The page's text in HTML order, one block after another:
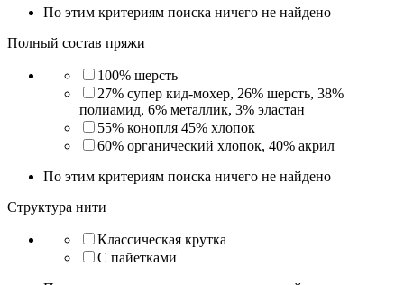
По этим критериям поиска ничего не найдено
Полный состав пряжи
100% шерсть
27% супер кид-мохер, 26% шерсть, 38%
полиамид, 6% металлик, 3% эластан
55% конопля 45% хлопок
60% органический хлопок, 40% акрил
По этим критериям поиска ничего не найдено
Структура нити
Классическая крутка
С пайетками